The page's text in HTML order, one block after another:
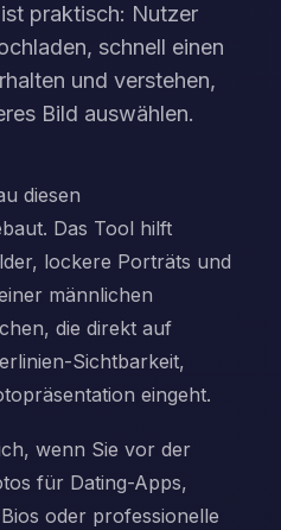
praktisch: Nutzer
schnell einen
und verstehen,
Bild auswählen.
diesen
Das Tool hilft
lockere Porträts und
männlichen
die direkt auf
Sichtbarkeit,
eingeht.
wenn Sie vor der
für Dating-Apps,
oder professionelle